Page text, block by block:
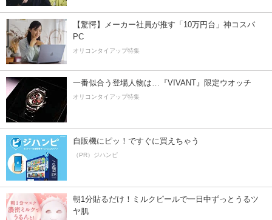
【驚愕】メーカー社員が推す「10万円台」神コスパ
PC
オリコンタイアップ特集
一番似合う登場人物は…『VIVANT』限定ウオッチ
オリコンタイアップ特集
自販機にピッ！ですぐに買えちゃう
（PR）ジハンピ
朝1分貼るだけ！ミルクピールで一日中ずっとうるツ
ヤ肌